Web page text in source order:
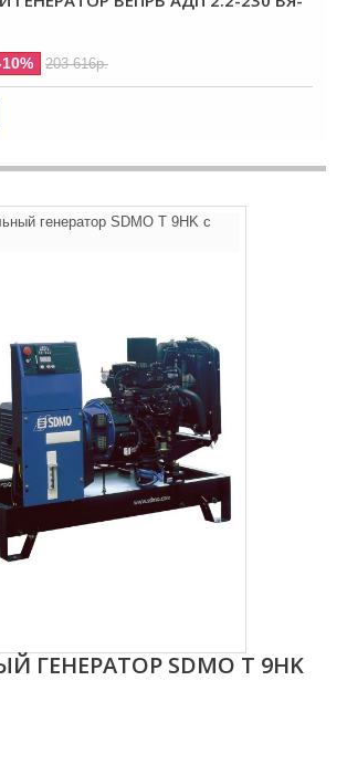
203 616р.
ГЕНЕРАТОР SDMO T 9HK